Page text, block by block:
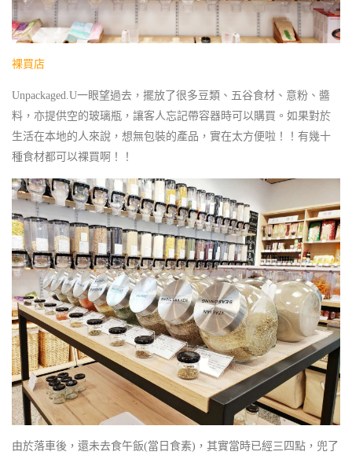
裸買店
Unpackaged.U一眼望過去，擺放了很多豆類、五谷食材、意粉、醬
料，亦提供空的玻璃瓶，讓客人忘記帶容器時可以購買。如果對於
生活在本地的人來說，想無包裝的產品，實在太方便啦！！有幾十
種食材都可以裸買啊！！
由於落車後，還未去食午飯(當日食素)，其實當時已經三四點，兜了